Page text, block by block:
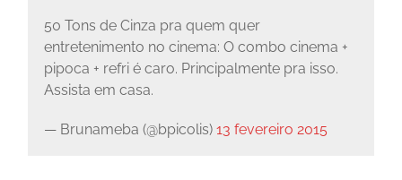
50 Tons de Cinza pra quem quer
entretenimento no cinema: O combo cinema +
pipoca + refri é caro. Principalmente pra isso.
Assista em casa.
— Brunameba (@bpicolis) 13 fevereiro 2015